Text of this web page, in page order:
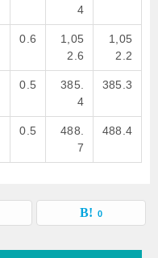
4
0.6
1,05
2.6
1,05
2.2
0.5
385.
4
385.3
0.5
488.
7
488.4
0